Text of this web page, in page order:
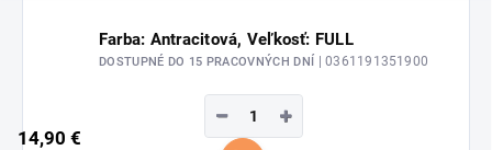
Farba: Antracitová, Veľkosť: FULL
DOSTUPNÉ DO 15 PRACOVNÝCH DNÍ | 0361191351900
14,90 €
+
−